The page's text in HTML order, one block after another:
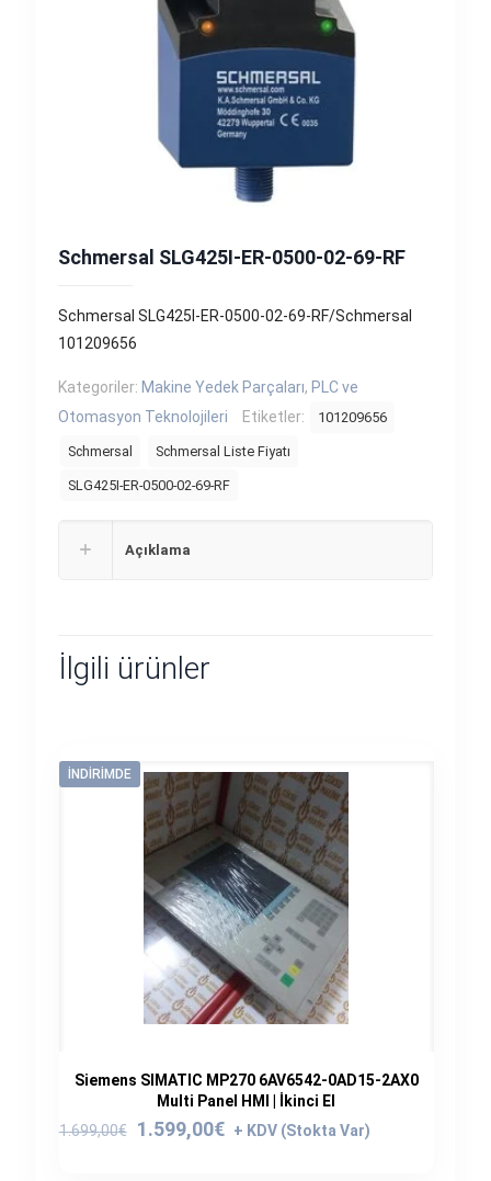
Schmersal SLG425I-ER-0500-02-69-RF
Schmersal SLG425I-ER-0500-02-69-RF/Schmersal
101209656
Kategoriler: Makine Yedek Parçaları, PLC ve
Otomasyon Teknolojileri
Etiketler: 101209656
Schmersal Schmersal Liste Fiyatı
SLG425I-ER-0500-02-69-RF
Açıklama
İlgili ürünler
İNDIRIMDE
Siemens SIMATIC MP270 6AV6542-0AD15-2AX0
Multi Panel HMI | İkinci El
1.699,00€
Orijinal
1.599,00€
Şu